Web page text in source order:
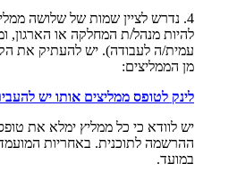
4. נדרש לציין שמות של שלושה
להיות מנהל/ת המחלקה או הארגון,
עמית/ה לעבודה). יש להעתיק את
מן הממליצים:
לינק לטופס ממליצים אותו יש
יש לוודא כי כל ממליץ ימלא את
ההרשמה לתוכנית. באחריות
במועד.